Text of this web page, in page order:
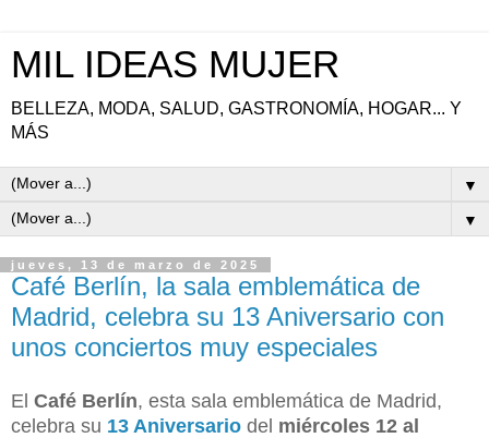
MIL IDEAS MUJER
BELLEZA, MODA, SALUD, GASTRONOMÍA, HOGAR... Y
MÁS
▼
▼
jueves, 13 de marzo de 2025
Café Berlín, la sala emblemática de
Madrid, celebra su 13 Aniversario con
unos conciertos muy especiales
El Café Berlín, esta sala emblemática de Madrid,
celebra su 13 Aniversario del miércoles 12 al